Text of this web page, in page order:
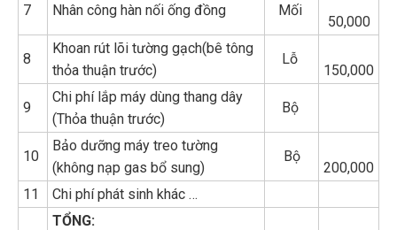
7 Nhân công hàn nối ống đồng Mối
50,000
8
Khoan rút lõi tường gạch(bê tông
thỏa thuận trước)
Lỗ
150,000
9
Chi phí lắp máy dùng thang dây
(Thỏa thuận trước)
Bộ
10
Bảo dưỡng máy treo tường
(không nạp gas bổ sung)
Bộ
200,000
11
Chi phí phát sinh khác …
TỔNG: